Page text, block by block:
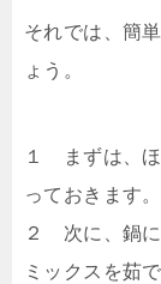
それでは、簡
ょう。
１ まずは、ほ
っておきます。
２ 次に、鍋に
ミックスを茹